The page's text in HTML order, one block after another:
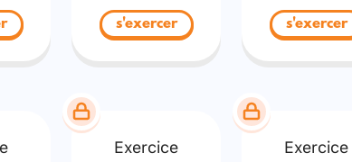
s'exercer s'exercer
Exercice Exercice